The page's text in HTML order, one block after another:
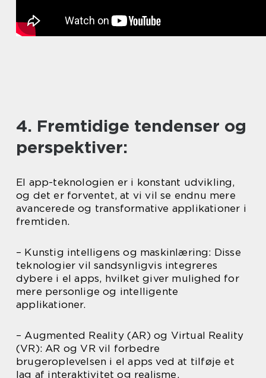
4. Fremtidige tendenser og
perspektiver:
El app-teknologien er i konstant udvikling,
og det er forventet, at vi vil se endnu mere
avancerede og transformative applikationer i
fremtiden.
– Kunstig intelligens og maskinlæring: Disse
teknologier vil sandsynligvis integreres
dybere i el apps, hvilket giver mulighed for
mere personlige og intelligente
applikationer.
– Augmented Reality (AR) og Virtual Reality
(VR): AR og VR vil forbedre
brugeroplevelsen i el apps ved at tilføje et
lag af interaktivitet og realisme.